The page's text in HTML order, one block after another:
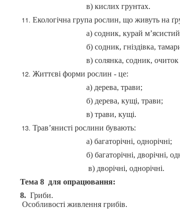
в) кислих грунтах.
Екологічна група рослин, що живуть на
а) содник, курай м’ясистий,
б) содник, гніздівка,
в) солянка, содник, очиток
Життєві форми рослин - це:
а) дерева, трави;
б) дерева, кущі, трави;
в) трави, кущі.
Трав’янисті рослини бувають:
а) багаторічні, однорічні;
б) багаторічні, дворічні,
в) дворічні, однорічні.
Тема 8 для опрацювання:
8. Гриби.
Особливості живлення грибів.